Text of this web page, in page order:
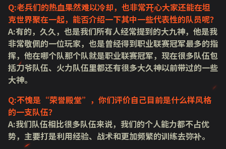
Q:老兵们的热血果然难以冷却，也非常开心大家还能在坦
克世界聚在一起，能否介绍一下其中一些代表性的队员呢？
A:有的，久久，也是我们所有人经常提到的大九神，他是我
非常敬佩的一位玩家，也是曾经得到职业联赛冠军最多的指
挥，他在哪个队那个队就是职业联赛冠军，现在很多队伍包
括刀爷队伍、火力队伍里都还有很多大久神以前带过的一些
大神。
Q:不愧是“荣誉殿堂”，你们评价自己目前是什么样风格
的一支队伍？
A:我们队伍相比很多队伍来说，我们的个人能力都不占优
势，主要打是利用经验、战术和更加频繁的训练去弥补。